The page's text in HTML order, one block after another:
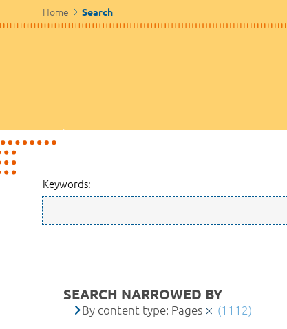
Home Search
Keywords:
SEARCH NARROWED BY
By content type: Pages (1112)